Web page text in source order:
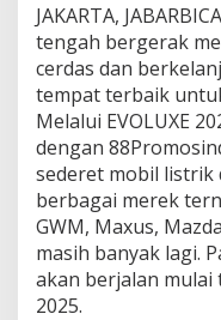
M
a
s
a
D
e
p
a
n
m
e
l
a
JAKARTA,
tengah bergerak
cerdas dan
tempat terbaik
Melalui EVOLUXE
dengan
sederet mobil
berbagai merek
GWM, Maxus,
masih banyak lagi.
akan berjalan
2025.